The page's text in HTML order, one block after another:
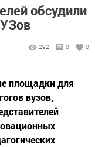
обсудили
292 0 0
площадки для
вузов,